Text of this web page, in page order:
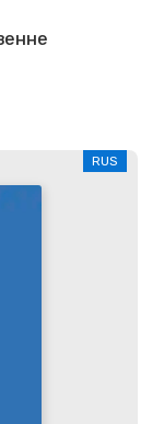
RUS